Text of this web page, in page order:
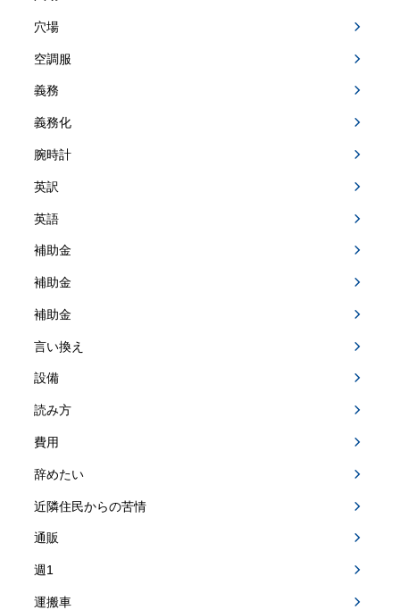
穴場
空調服
義務
義務化
腕時計
英訳
英語
補助金
補助金
補助金
言い換え
設備
読み方
費用
辞めたい
近隣住民からの苦情
通販
週1
運搬車